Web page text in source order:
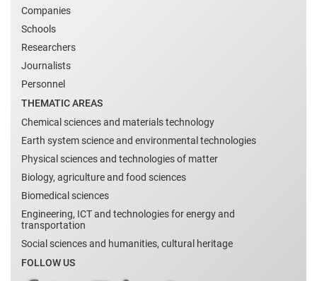
Companies
Schools
Researchers
Journalists
Personnel
THEMATIC AREAS
Chemical sciences and materials technology
Earth system science and environmental technologies
Physical sciences and technologies of matter
Biology, agriculture and food sciences
Biomedical sciences
Engineering, ICT and technologies for energy and
transportation
Social sciences and humanities, cultural heritage
FOLLOW US